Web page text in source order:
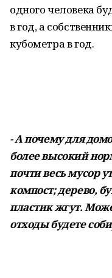
одного человека
в год, а
кубометра в год.
- А почему для
более высокий
почти весь мусор
компост; дерево,
пластик жгут.
отходы будете